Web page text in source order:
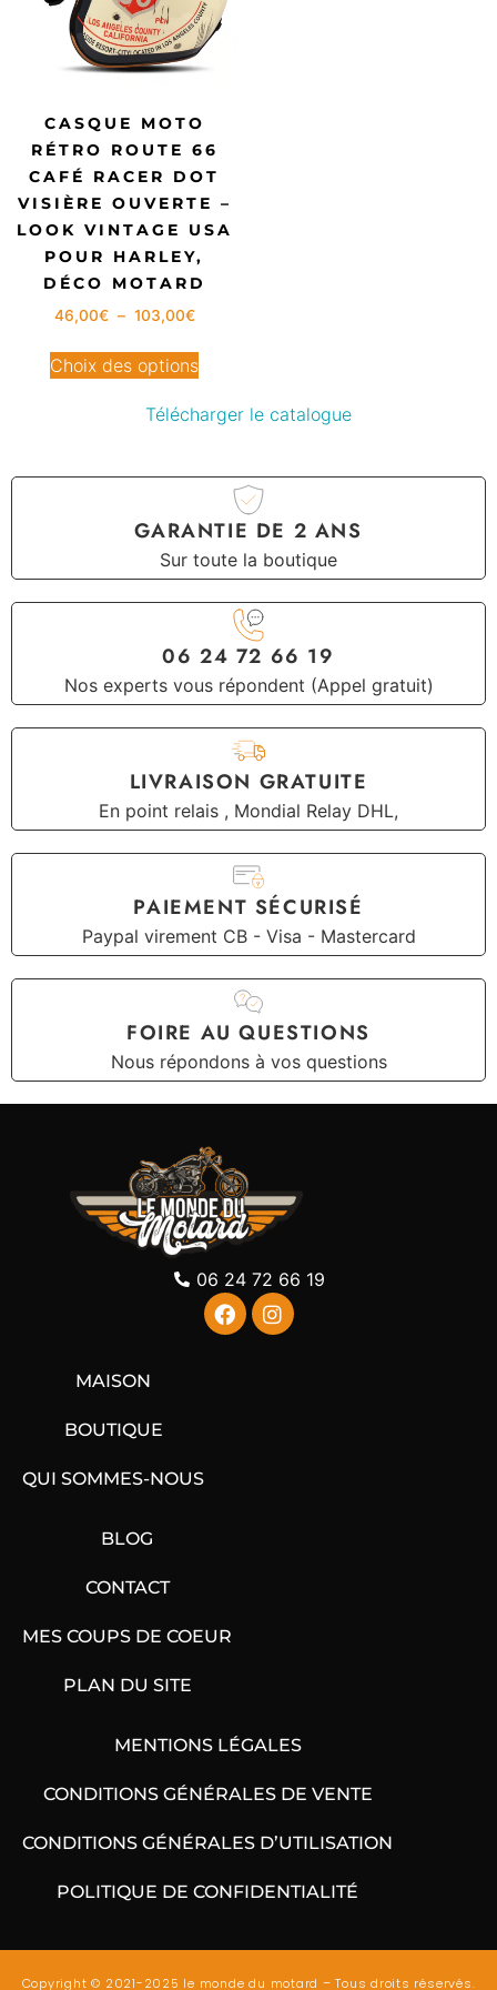
CASQUE MOTO
RÉTRO ROUTE 66
CAFÉ RACER DOT
VISIÈRE OUVERTE –
LOOK VINTAGE USA
POUR HARLEY,
DÉCO MOTARD
46,00€ – 103,00€
Choix des options
Télécharger le catalogue
GARANTIE DE 2 ANS
Sur toute la boutique
06 24 72 66 19
Nos experts vous répondent (Appel gratuit)
LIVRAISON GRATUITE
En point relais , Mondial Relay DHL,
PAIEMENT SÉCURISÉ
Paypal virement CB - Visa - Mastercard
FOIRE AU QUESTIONS
Nous répondons à vos questions
06 24 72 66 19
MAISON
BOUTIQUE
QUI SOMMES-NOUS
BLOG
CONTACT
MES COUPS DE COEUR
PLAN DU SITE
MENTIONS LÉGALES
CONDITIONS GÉNÉRALES DE VENTE
CONDITIONS GÉNÉRALES D’UTILISATION
POLITIQUE DE CONFIDENTIALITÉ
Copyright © 2021-2025 le monde du motard – Tous droits réservés.